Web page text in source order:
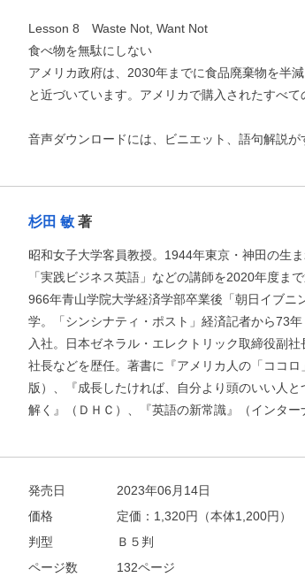
他にも商品を買う
Lesson 8 Waste Not, Want Not
食べ物を無駄にしない
アメリカ政府は、2030年までに食品廃棄物を半
と近づいています。アメリカで購入されたすべ
音声ダウンロードには、ビニエット、語句解説が
杉田 敏著
昭和女子大学客員教授。1944年東京・神田の生
「実践ビジネス英語」などの講師を2020年度ま
966年青山学院大学経済学部卒業後「朝日イブ
学。「シンシナティ・ポスト」経済記者から73
入社。日本ゼネラル・エレクトリック取締役副
社長などを歴任。著書に『アメリカ人の「ココ
版）、『成長したければ、自分より頭のいい人
解く』（ＤＨＣ）、『英語の新常識』（インター
発売日
2023年06月14日
価格
定価： 1,320円（本体1,200円）
判型
Ｂ５判
ページ数
132ページ